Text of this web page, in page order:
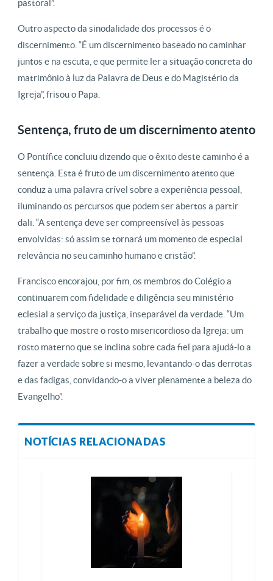
pastoral”.
Outro aspecto da sinodalidade dos processos é o
discernimento. “É um discernimento baseado no caminhar
juntos e na escuta, e que permite ler a situação concreta do
matrimônio à luz da Palavra de Deus e do Magistério da
Igreja”, frisou o Papa.
Sentença, fruto de um discernimento atento
O Pontífice concluiu dizendo que o êxito deste caminho é a
sentença. Esta é fruto de um discernimento atento que
conduz a uma palavra crível sobre a experiência pessoal,
iluminando os percursos que podem ser abertos a partir
dali. “A sentença deve ser compreensível às pessoas
envolvidas: só assim se tornará um momento de especial
relevância no seu caminho humano e cristão”.
Francisco encorajou, por fim, os membros do Colégio a
continuarem com fidelidade e diligência seu ministério
eclesial a serviço da justiça, inseparável da verdade. “Um
trabalho que mostre o rosto misericordioso da Igreja: um
rosto materno que se inclina sobre cada fiel para ajudá-lo a
fazer a verdade sobre si mesmo, levantando-o das derrotas
e das fadigas, convidando-o a viver plenamente a beleza do
Evangelho”.
NOTÍCIAS RELACIONADAS